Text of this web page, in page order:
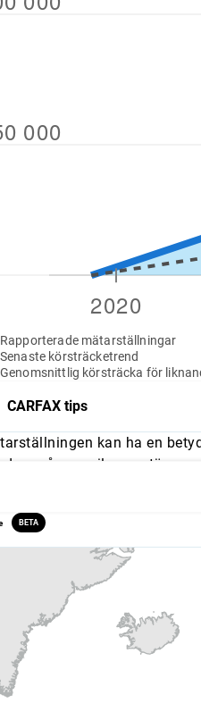
Rapporterade mätarställningar
Senaste körsträcketrend
Genomsnittlig körsträcka för
CARFAX tips
kan ha en
på om mileage
jämför avläsningarna med
BETA